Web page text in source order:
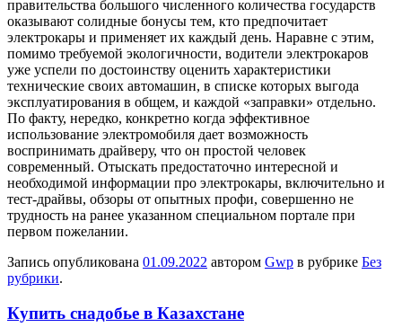
правительства большого численного количества государств
оказывают солидные бонусы тем, кто предпочитает
электрокары и применяет их каждый день. Наравне с этим,
помимо требуемой экологичности, водители электрокаров
уже успели по достоинству оценить характеристики
технические своих автомашин, в списке которых выгода
эксплуатирования в общем, и каждой «заправки» отдельно.
По факту, нередко, конкретно когда эффективное
использование электромобиля дает возможность
воспринимать драйверу, что он простой человек
современный. Отыскать предостаточно интересной и
необходимой информации про электрокары, включительно и
тест-драйвы, обзоры от опытных профи, совершенно не
трудность на ранее указанном специальном портале при
первом пожелании.
Запись опубликована 01.09.2022 автором Gwp в рубрике Без
рубрики.
Купить снадобье в Казахстане